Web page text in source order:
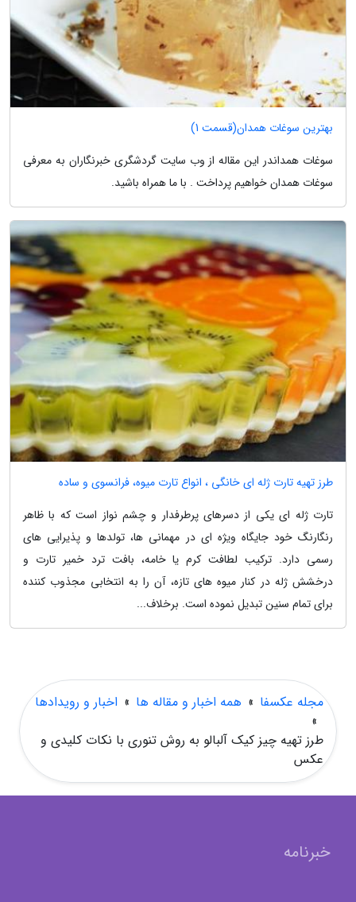
بهترین سوغات همدان(قسمت 1)
سوغات همداندر این مقاله از وب سایت گردشگری خبرنگاران به معرفی
سوغات همدان خواهیم پرداخت . با ما همراه باشید.
طرز تهیه تارت ژله ای خانگی ، انواع تارت میوه، فرانسوی و ساده
تارت ژله ای یکی از دسرهای پرطرفدار و چشم نواز است که با ظاهر
رنگارنگ خود جایگاه ویژه ای در مهمانی ها، تولدها و پذیرایی های
رسمی دارد. ترکیب لطافت کرم یا خامه، بافت ترد خمیر تارت و
درخشش ژله در کنار میوه های تازه، آن را به انتخابی مجذوب کننده
برای تمام سنین تبدیل نموده است. برخلاف...
مجله عکسفا » همه اخبار و مقاله ها » اخبار و رویدادها
»
طرز تهیه چیز کیک آلبالو به روش تنوری با نکات کلیدی و
عکس
خبرنامه